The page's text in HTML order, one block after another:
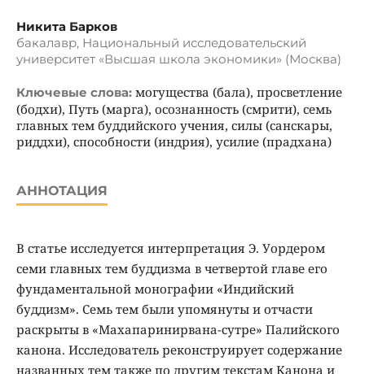
Никита Барков
бакалавр, Национальный исследовательский
университет «Высшая школа экономики» (Москва)
Ключевые слова: могущества (бала), просветление
(бодхи), Путь (марга), осознанность (смрити), семь
главных тем буддийского учения, силы (санскары,
риддхи), способности (индрия), усилие (прадхана)
АННОТАЦИЯ
В статье исследуется интерпретация Э. Уордером
семи главных тем буддизма в четвертой главе его
фундаментальной монографии «Индийский
буддизм». Семь тем были упомянуты и отчасти
раскрыты в «Махапаринирвана-сутре» Палийского
канона. Исследователь реконструирует содержание
названных тем также по другим текстам Канона и